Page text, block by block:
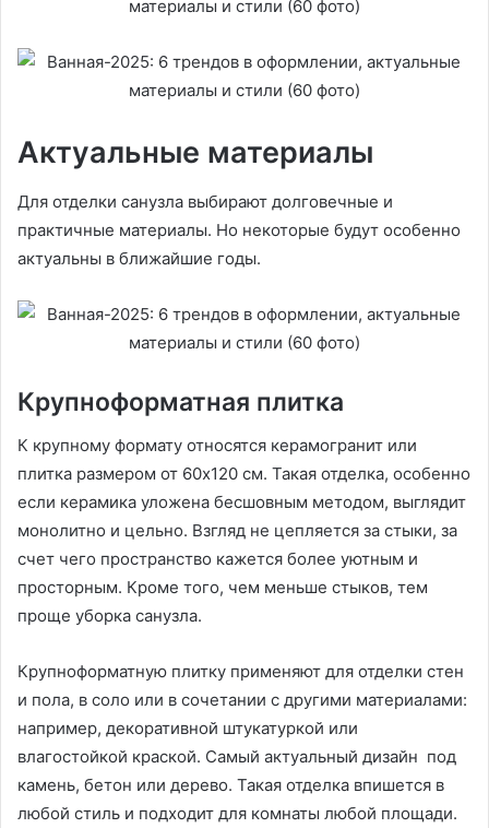
Актуальные материалы
Для отделки санузла выбирают долговечные и
практичные материалы. Но некоторые будут особенно
актуальны в ближайшие годы.
Крупноформатная плитка
К крупному формату относятся керамогранит или
плитка размером от 60х120 см. Такая отделка, особенно
если керамика уложена бесшовным методом, выглядит
монолитно и цельно. Взгляд не цепляется за стыки, за
счет чего пространство кажется более уютным и
просторным. Кроме того, чем меньше стыков, тем
проще уборка санузла.
Крупноформатную плитку применяют для отделки стен
и пола, в соло или в сочетании с другими материалами:
например, декоративной штукатуркой или
влагостойкой краской. Самый актуальный дизайн под
камень, бетон или дерево. Такая отделка впишется в
любой стиль и подходит для комнаты любой площади.